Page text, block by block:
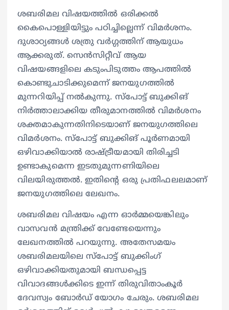
ശബരിമല വിഷയത്തിൽ ഒരിക്കൽ
കൈപൊള്ളിയിട്ടും പഠിച്ചില്ലെന്ന് വിമർശനം.
ദുശാഠ്യങ്ങൾ ശത്രു വർഗ്ഗത്തിന് ആയുധം
ആക്കരുത്. സെൻസിറ്റീവ് ആയ
വിഷയങ്ങളിലെ കടുംപിടുത്തം ആപത്തിൽ
കൊണ്ടുചാടിക്കുമെന്ന് ജനയു​ഗത്തിൽ
മുന്നറിയിപ്പ് നൽകുന്നു. സ്പോട്ട് ബുക്കിങ്
നിർത്താലാക്കിയ തീരുമാനത്തിൽ വിമർശനം
ശക്തമാകുന്നതിനിടെയാണ് ജനയു​ഗത്തിലെ
വിമർശനം. സ്പോട്ട് ബുക്കിങ് പൂർണമായി
ഒഴിവാക്കിയാൽ രാഷ്ട്രീയമായി തിരിച്ചടി
ഉണ്ടാകുമെന്ന ഇടതുമുന്നണിയിലെ
വിലയിരുത്തൽ. ഇതിന്റെ ഒരു പ്രതിഫലലമാണ്
ജനയു​ഗത്തിലെ ലേഖനം.
ശബരിമല വിഷയം എന്ന ഓർമ്മയെങ്കിലും
വാസവൻ മന്ത്രിക്ക് വേണ്ടേയെന്നും
ലേഖനത്തിൽ പറയുന്നു. അതേസമയം
ശബരിമലയിലെ സ്പോട്ട് ബുക്കിംഗ്
ഒഴിവാക്കിയതുമായി ബന്ധപ്പെട്ട
വിവാദങ്ങൾക്കിടെ ഇന്ന് തിരുവിതാംകൂർ
ദേവസ്വം ബോർഡ് യോഗം ചേരും. ശബരിമല